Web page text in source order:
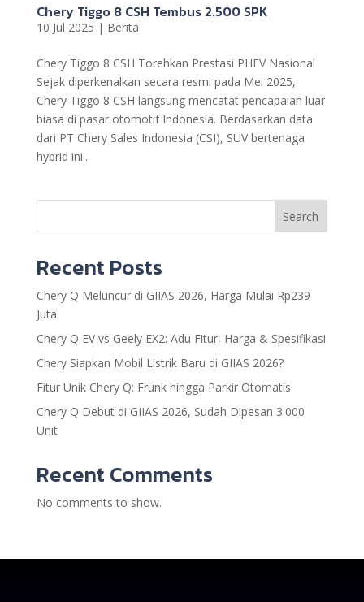
Chery Tiggo 8 CSH Tembus 2.500 SPK
10 Jul 2025 | Berita
Chery Tiggo 8 CSH Torehkan Prestasi PHEV Nasional
Sejak diperkenalkan secara resmi pada Mei 2025,
Chery Tiggo 8 CSH langsung mencatat pencapaian luar
biasa di pasar otomotif Indonesia. Berdasarkan data
dari PT Chery Sales Indonesia (CSI), SUV bertenaga
hybrid ini...
Search
Recent Posts
Chery Q Meluncur di GIIAS 2026, Harga Mulai Rp239
Juta
Chery Q EV vs Geely EX2: Adu Fitur, Harga & Spesifikasi
Chery Siapkan Mobil Listrik Baru di GIIAS 2026?
Fitur Unik Chery Q: Frunk hingga Parkir Otomatis
Chery Q Debut di GIIAS 2026, Sudah Dipesan 3.000
Unit
Recent Comments
No comments to show.